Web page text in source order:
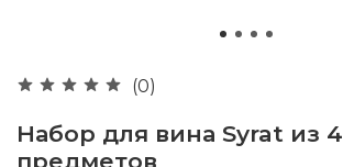
(0)
Набор для вина Syrat из 4
предметов